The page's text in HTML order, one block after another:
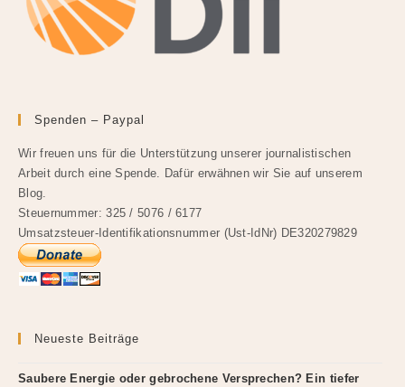
Spenden – Paypal
Wir freuen uns für die Unterstützung unserer journalistischen
Arbeit durch eine Spende. Dafür erwähnen wir Sie auf unserem
Blog.
Steuernummer: 325 / 5076 / 6177
Umsatzsteuer-Identifikationsnummer (Ust-IdNr) DE320279829
Neueste Beiträge
Saubere Energie oder gebrochene Versprechen? Ein tiefer